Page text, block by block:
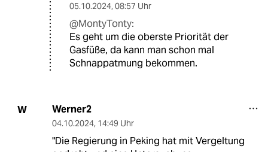
05.10.2024, 08:57 Uhr
@MontyTonty:
Es geht um die oberste Priorität der
Gasfüße, da kann man schon mal
Schnappatmung bekommen.
W Werner2
04.10.2024, 14:49 Uhr
"Die Regierung in Peking hat mit Vergeltung